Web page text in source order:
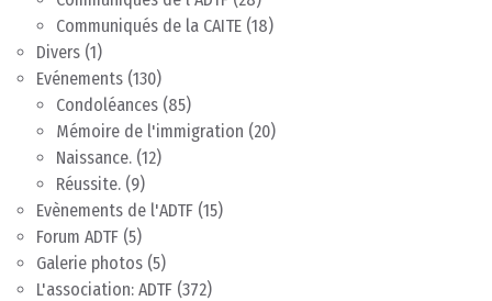
Communiqués de la CAITE (18)
Divers (1)
Evénements (130)
Condoléances (85)
Mémoire de l'immigration (20)
Naissance. (12)
Réussite. (9)
Evènements de l'ADTF (15)
Forum ADTF (5)
Galerie photos (5)
L'association: ADTF (372)